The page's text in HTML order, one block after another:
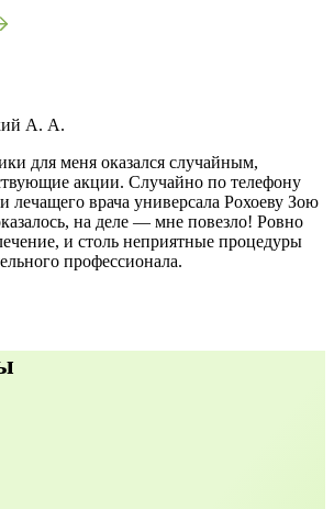
А. А.
для меня оказался случайным,
акции. Случайно по телефону
лечащего врача универсала Рохоеву Зою
на деле — мне повезло! Ровно
и столь неприятные процедуры
профессионала.